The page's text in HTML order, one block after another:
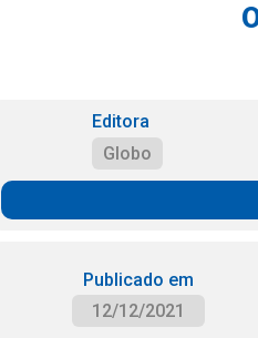
Editora
Globo
Publicado em
12/12/2021